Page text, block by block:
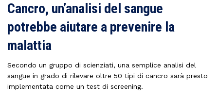
Cancro, un’analisi del sangue
potrebbe aiutare a prevenire la
malattia
Secondo un gruppo di scienziati, una semplice analisi del
sangue in grado di rilevare oltre 50 tipi di cancro sarà presto
implementata come un test di screening.